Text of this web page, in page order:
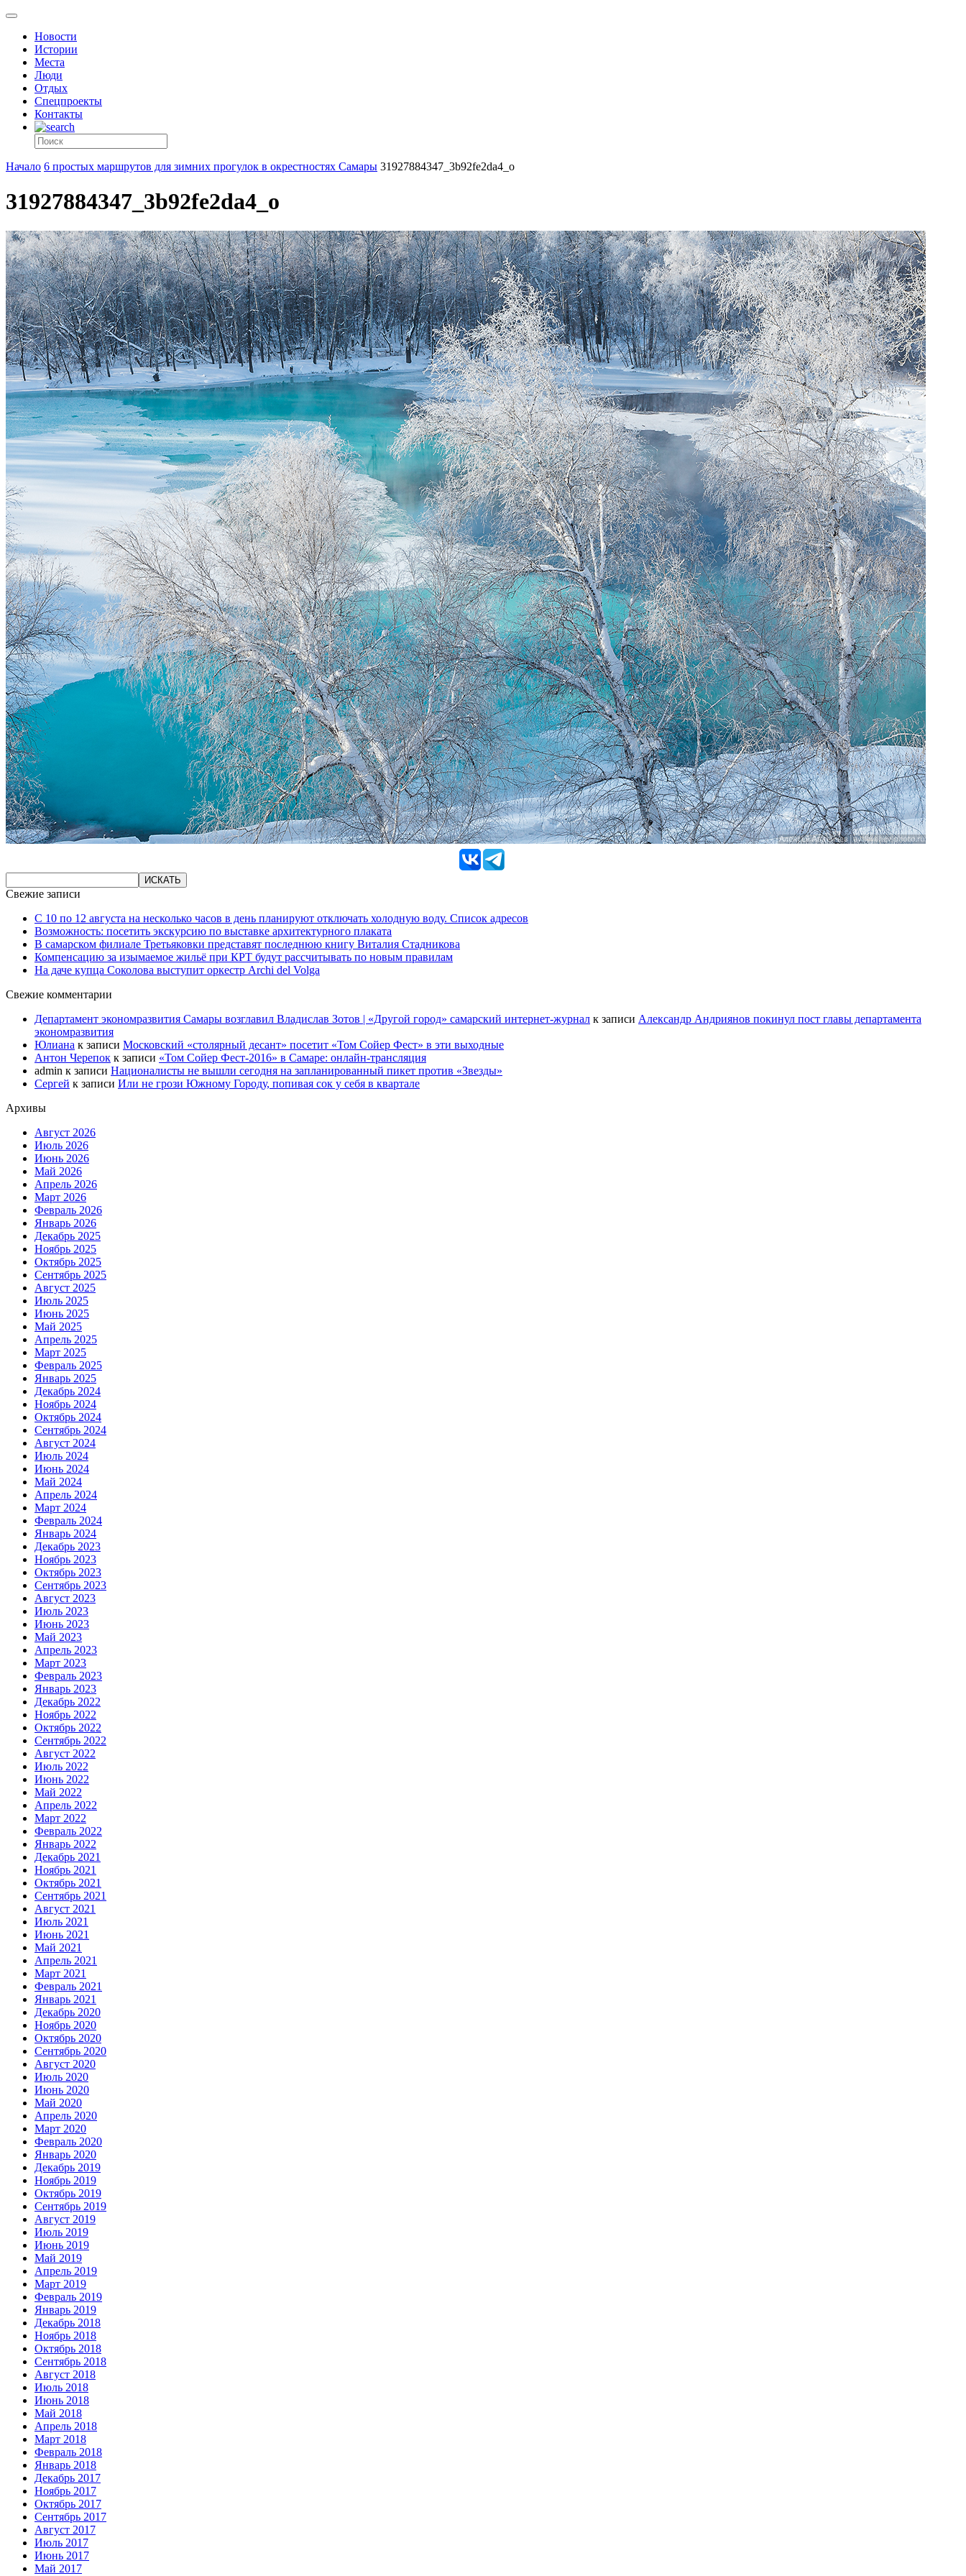
Новости
Истории
Места
Люди
Отдых
Спецпроекты
Контакты
Начало 6 простых маршрутов для зимних прогулок в окрестностях Самары 31927884347_3b92fe2da4_o
31927884347_3b92fe2da4_o
Свежие записи
С 10 по 12 августа на несколько часов в день планируют отключать холодную воду. Список адресов
Возможность: посетить экскурсию по выставке архитектурного плаката
В самарском филиале Третьяковки представят последнюю книгу Виталия Стадникова
Компенсацию за изымаемое жильё при КРТ будут рассчитывать по новым правилам
На даче купца Соколова выступит оркестр Archi del Volga
Свежие комментарии
Департамент экономразвития Самары возглавил Владислав Зотов | «Другой город» самарский интернет-журнал к записи Александр Андриянов покинул пост главы департамента
экономразвития
Юлиана к записи Московский «столярный десант» посетит «Том Сойер Фест» в эти выходные
Антон Черепок к записи «Том Сойер Фест-2016» в Самаре: онлайн-трансляция
admin к записи Националисты не вышли сегодня на запланированный пикет против «Звезды»
Сергей к записи Или не грози Южному Городу, попивая сок у себя в квартале
Архивы
Август 2026
Июль 2026
Июнь 2026
Май 2026
Апрель 2026
Март 2026
Февраль 2026
Январь 2026
Декабрь 2025
Ноябрь 2025
Октябрь 2025
Сентябрь 2025
Август 2025
Июль 2025
Июнь 2025
Май 2025
Апрель 2025
Март 2025
Февраль 2025
Январь 2025
Декабрь 2024
Ноябрь 2024
Октябрь 2024
Сентябрь 2024
Август 2024
Июль 2024
Июнь 2024
Май 2024
Апрель 2024
Март 2024
Февраль 2024
Январь 2024
Декабрь 2023
Ноябрь 2023
Октябрь 2023
Сентябрь 2023
Август 2023
Июль 2023
Июнь 2023
Май 2023
Апрель 2023
Март 2023
Февраль 2023
Январь 2023
Декабрь 2022
Ноябрь 2022
Октябрь 2022
Сентябрь 2022
Август 2022
Июль 2022
Июнь 2022
Май 2022
Апрель 2022
Март 2022
Февраль 2022
Январь 2022
Декабрь 2021
Ноябрь 2021
Октябрь 2021
Сентябрь 2021
Август 2021
Июль 2021
Июнь 2021
Май 2021
Апрель 2021
Март 2021
Февраль 2021
Январь 2021
Декабрь 2020
Ноябрь 2020
Октябрь 2020
Сентябрь 2020
Август 2020
Июль 2020
Июнь 2020
Май 2020
Апрель 2020
Март 2020
Февраль 2020
Январь 2020
Декабрь 2019
Ноябрь 2019
Октябрь 2019
Сентябрь 2019
Август 2019
Июль 2019
Июнь 2019
Май 2019
Апрель 2019
Март 2019
Февраль 2019
Январь 2019
Декабрь 2018
Ноябрь 2018
Октябрь 2018
Сентябрь 2018
Август 2018
Июль 2018
Июнь 2018
Май 2018
Апрель 2018
Март 2018
Февраль 2018
Январь 2018
Декабрь 2017
Ноябрь 2017
Октябрь 2017
Сентябрь 2017
Август 2017
Июль 2017
Июнь 2017
Май 2017